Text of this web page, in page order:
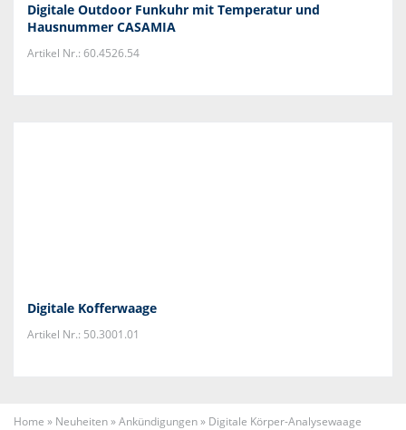
Digitale Outdoor Funkuhr mit Temperatur und
Hausnummer CASAMIA
Artikel Nr.: 60.4526.54
Digitale Kofferwaage
Artikel Nr.: 50.3001.01
Home » Neuheiten»Ankündigungen» Digitale Körper-Analysewaage